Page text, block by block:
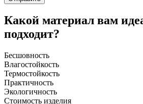
Какой материал вам
подходит?
Бесшовность
Влагостойкость
Термостойкость
Практичность
Экологичность
Стоимость изделия